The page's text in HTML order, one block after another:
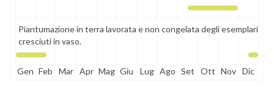
Piantumazione in terra lavorata e non congelata degli esemplari
cresciuti in vaso.
Gen Feb Mar Apr Mag Giu Lug Ago Set Ott Nov Dic